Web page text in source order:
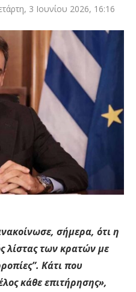
3 Ιουνίου 2026, 16:16
σήμερα, ότι η
λίστας των κρατών με
Κάτι που
κάθε επιτήρησης»,